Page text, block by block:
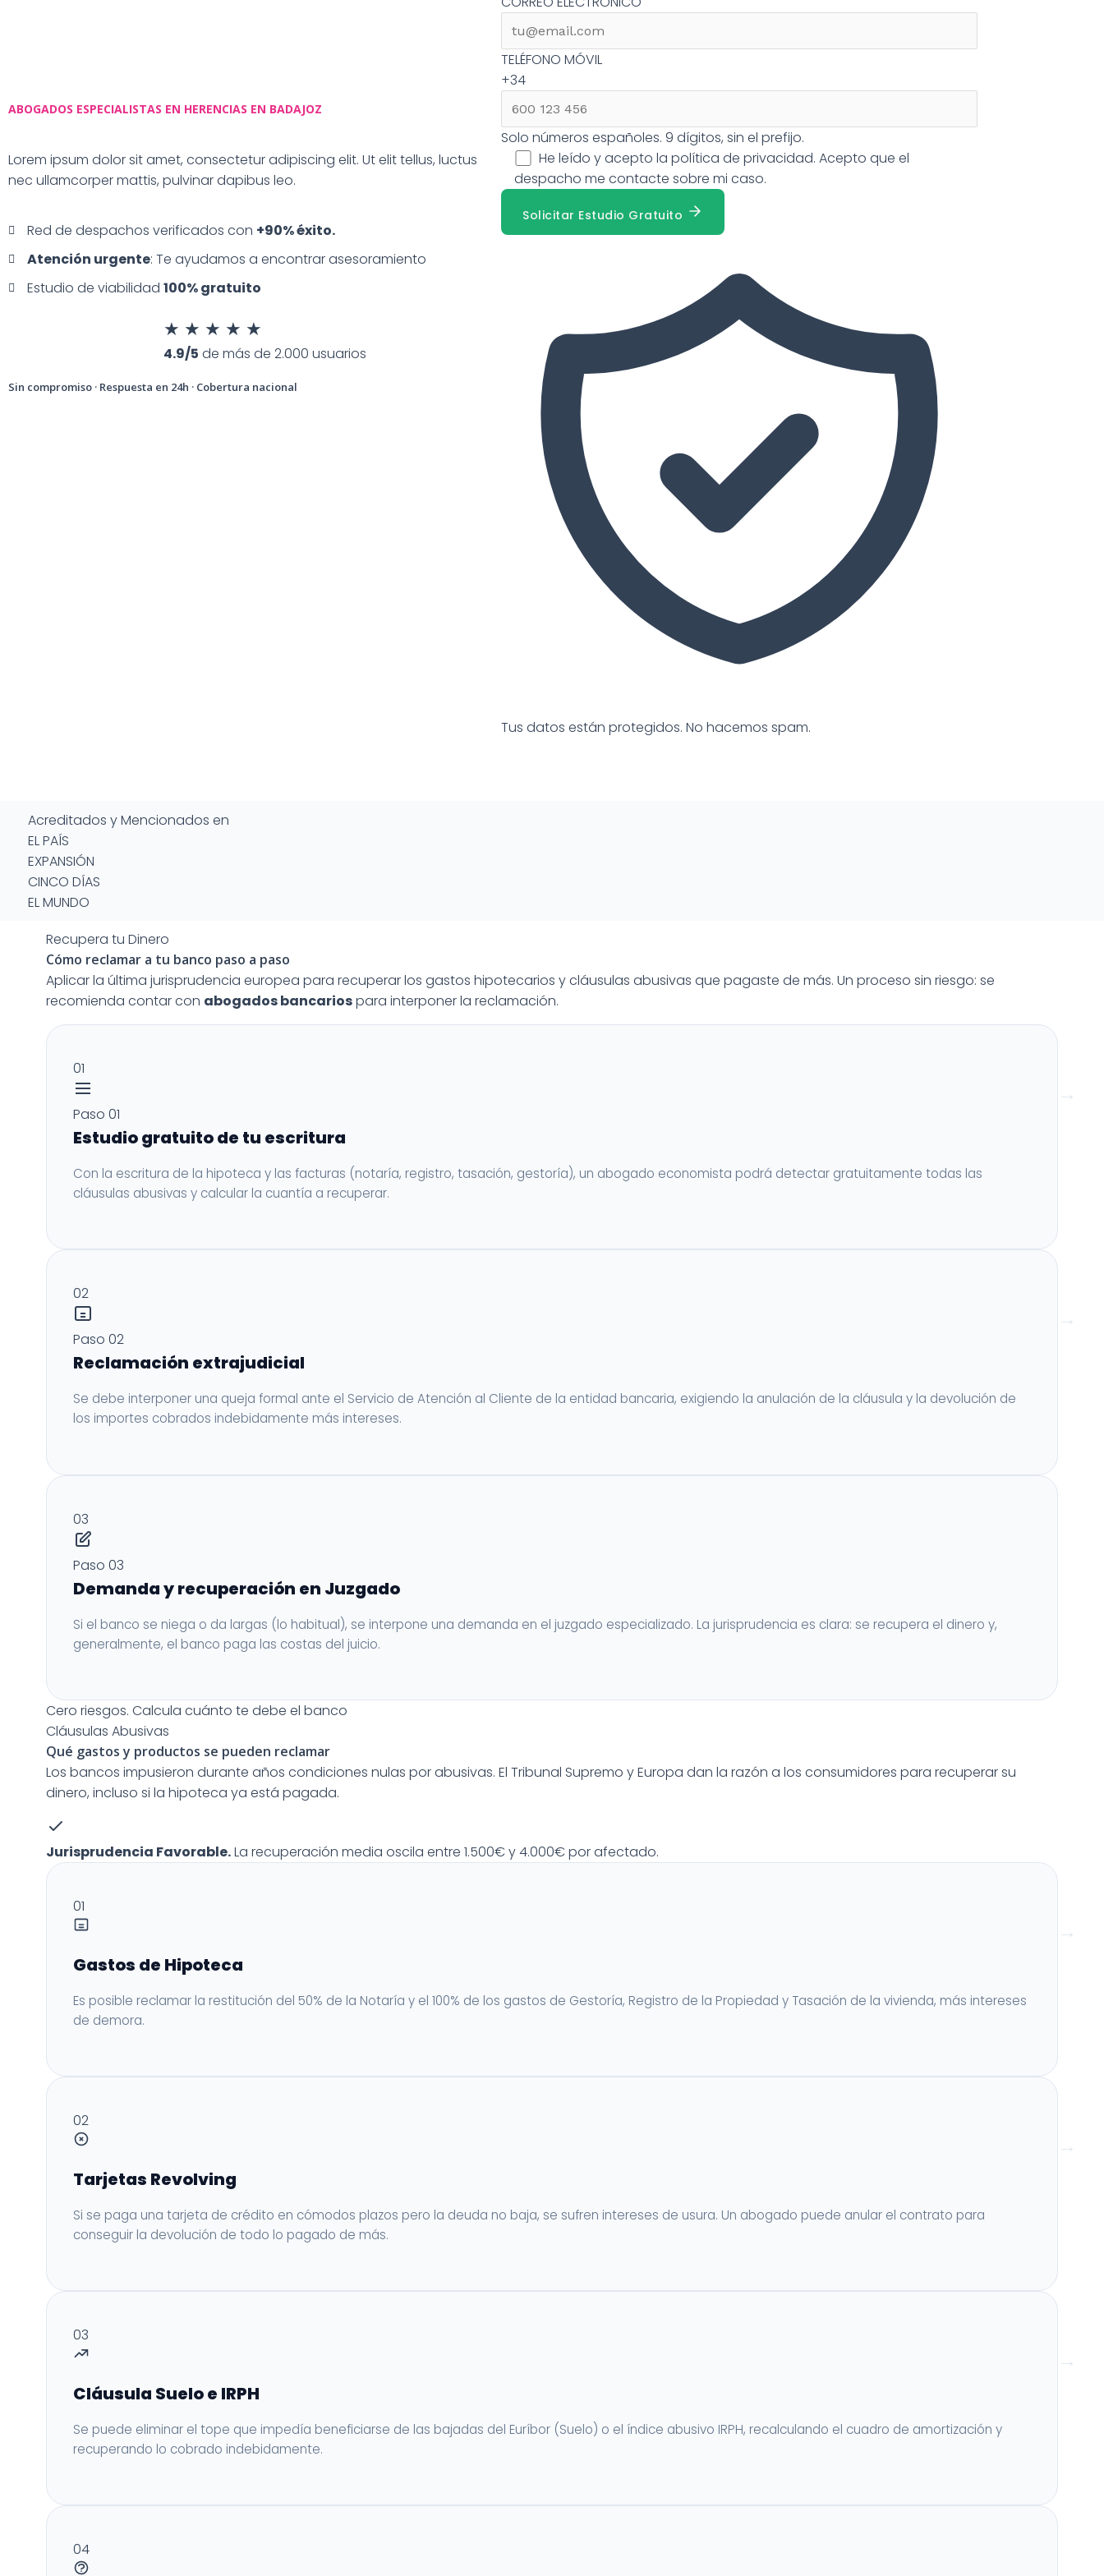
ABOGADOS ESPECIALISTAS EN HERENCIAS EN BADAJOZ
Lorem ipsum dolor sit amet, consectetur adipiscing elit. Ut elit tellus, luctus
nec ullamcorper mattis, pulvinar dapibus leo.
Red de despachos verificados con +90% éxito.
Atención urgente: Te ayudamos a encontrar asesoramiento
Estudio de viabilidad 100% gratuito
★ ★ ★ ★ ★
4.9/5 de más de 2.000 usuarios
Sin compromiso · Respuesta en 24h · Cobertura nacional
TELÉFONO MÓVIL
+34
Solo números españoles. 9 dígitos, sin el prefijo.
He leído y acepto lapolítica de privacidad. Acepto que el
despacho me contacte sobre mi caso.
Solicitar Estudio Gratuito
Tus datos están protegidos. No hacemos spam.
Acreditados y Mencionados en
EL PAÍS
EXPANSIÓN
CINCO DÍAS
EL MUNDO
Recupera tu Dinero
Cómo reclamar a tu banco paso a paso
Aplicar la última jurisprudencia europea para recuperar los gastos hipotecarios y cláusulas abusivas que pagaste de más. Un proceso sin riesgo: se
recomienda contar con abogados bancariospara interponer la reclamación.
01
Paso 01
Estudio gratuito de tu escritura
Con la escritura de la hipoteca y las facturas (notaría, registro, tasación, gestoría), un abogado economista podrá detectar gratuitamente todas las
cláusulas abusivas y calcular la cuantía a recuperar.
02
Paso 02
Reclamación extrajudicial
Se debe interponer una queja formal ante el Servicio de Atención al Cliente de la entidad bancaria, exigiendo la anulación de la cláusula y la devolución de
los importes cobrados indebidamente más intereses.
03
Paso 03
Demanda y recuperación en Juzgado
Si el banco se niega o da largas (lo habitual), se interpone una demanda en el juzgado especializado. La jurisprudencia es clara: se recupera el dinero y,
generalmente, el banco paga las costas del juicio.
Cero riesgos. Calcula cuánto te debe el banco
Cláusulas Abusivas
Qué gastos y productos se pueden reclamar
Los bancos impusieron durante años condiciones nulas por abusivas. El Tribunal Supremo y Europa dan la razón a los consumidores para recuperar su
dinero, incluso si la hipoteca ya está pagada.
Jurisprudencia Favorable.La recuperación media oscila entre 1.500€ y 4.000€ por afectado.
01
Gastos de Hipoteca
Es posible reclamar la restitución del 50% de la Notaría y el 100% de los gastos de Gestoría, Registro de la Propiedad y Tasación de la vivienda, más intereses
de demora.
02
Tarjetas Revolving
Si se paga una tarjeta de crédito en cómodos plazos pero la deuda no baja, se sufren intereses de usura. Un abogado puede anular el contrato para
conseguir la devolución de todo lo pagado de más.
03
Cláusula Suelo e IRPH
Se puede eliminar el tope que impedía beneficiarse de las bajadas del Euríbor (Suelo) o el índice abusivo IRPH, recalculando el cuadro de amortización y
recuperando lo cobrado indebidamente.
04